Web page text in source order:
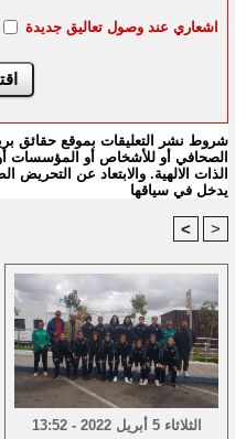
اشعاري عند وصول تعاليق جديدة
شروط نشر التعليقات بموقع حقائق
الصحافي أو للأشخاص أو المؤسسات
الذات الالهية. والابتعاد عن
يدخل في سياقها
< >
الثلاثاء 5 أبريل 2022 - 13:52